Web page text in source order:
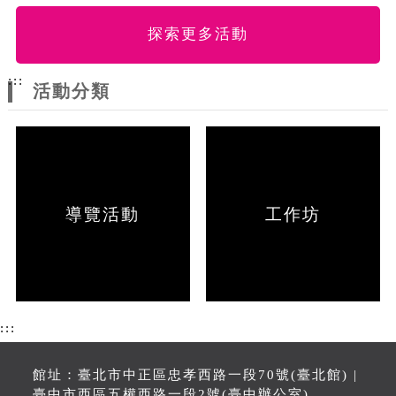
探索更多活動
:::
活動分類
導覽活動 工作坊
:::
館址：臺北市中正區忠孝西路一段70號(臺北館) |